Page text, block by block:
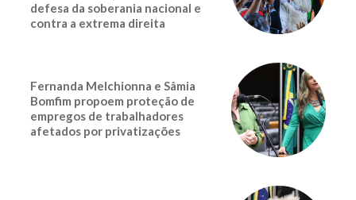
defesa da soberania nacional e
contra a extrema direita
Fernanda Melchionna e Sâmia
Bomfim propoem proteção de
empregos de trabalhadores
afetados por privatizações